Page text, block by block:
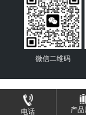
微信二维码
电话 产